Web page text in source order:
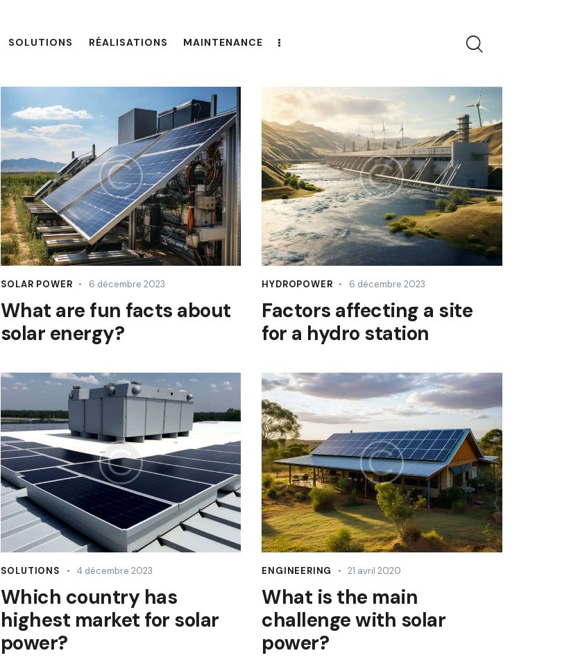
SOLUTIONS RÉALISATIONS MAINTENANCE
SOLAR POWER 6 décembre 2023
What are fun facts about
solar energy?
HYDROPOWER 6 décembre 2023
Factors affecting a site
for a hydro station
SOLUTIONS 4 décembre 2023
Which country has
highest market for solar
power?
ENGINEERING 21 avril 2020
What is the main
challenge with solar
power?